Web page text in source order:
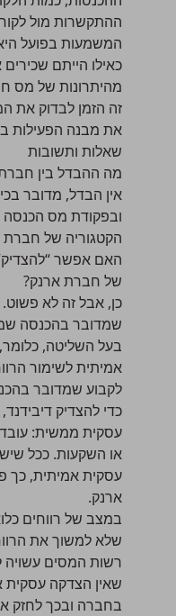
ההתקשרות מול
המשמעות בפועל
כאילו הייתם
מהיתרונות של מס
זה הזמן לבדוק את
את מבנה הפעילות
שאלות ותשובות
מה ההבדל בין
אין הבדל, מדובר
ובפקודת מס
הקטגוריה של
האם אפשר
של חברת ארנק?
כן, אבל זה לא
שמדובר בהכנסה
בעל השליטה,
אמיתית לשימור
לקבוע שמדובר
כדי להצדיק
עסקית ממשית:
או השקעות. ככל
עסקית אמיתית, כך
ארנק.
במצב של רווחים
שלא למשוך את
רשות המסים עשויה
שאין הצדקה
בחברה ובכך לחזק